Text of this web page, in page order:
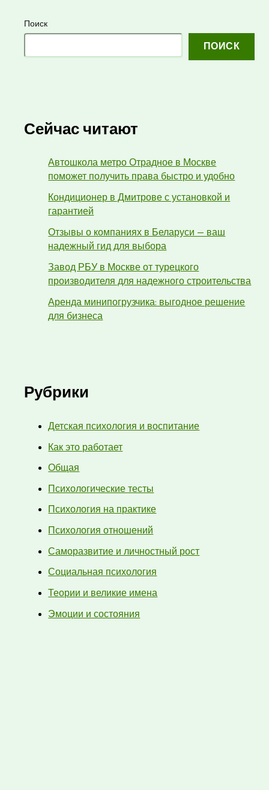
Поиск
ПОИСК
Сейчас читают
Автошкола метро Отрадное в Москве
поможет получить права быстро и удобно
Кондиционер в Дмитрове с установкой и
гарантией
Отзывы о компаниях в Беларуси — ваш
надежный гид для выбора
Завод РБУ в Москве от турецкого
производителя для надежного строительства
Аренда минипогрузчика: выгодное решение
для бизнеса
Рубрики
Детская психология и воспитание
Как это работает
Общая
Психологические тесты
Психология на практике
Психология отношений
Саморазвитие и личностный рост
Социальная психология
Теории и великие имена
Эмоции и состояния